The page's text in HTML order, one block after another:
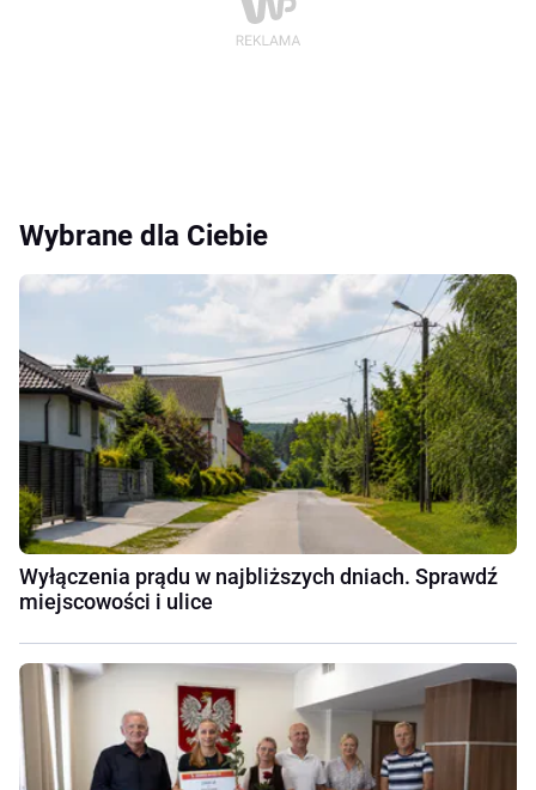
Wybrane dla Ciebie
Wyłączenia prądu w najbliższych dniach. Sprawdź
miejscowości i ulice